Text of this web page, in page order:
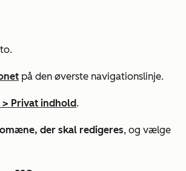
på den øverste navigationslinje.
> Privat indhold.
der skal redigeres, og vælge